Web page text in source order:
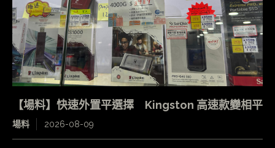
【場料】快速外置平選擇 Kingston 高速款變相平
場料 2026-08-09